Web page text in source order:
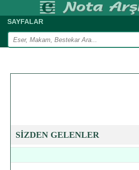
SAYFALAR
SİZDEN GELENLER